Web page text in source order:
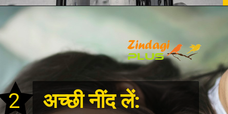
2 अच्छी नींद लें: